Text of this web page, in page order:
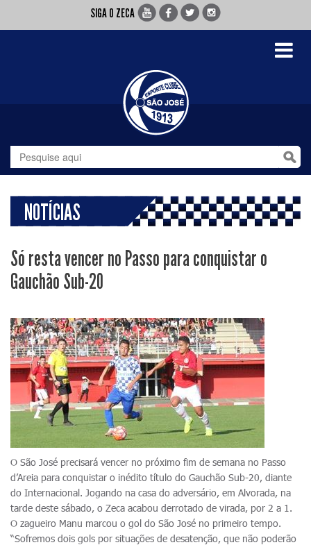
SIGA O ZECA
Toggle
NOTÍCIAS
Só resta vencer no Passo para conquistar o
Gauchão Sub-20
O São José precisará vencer no próximo fim de semana no Passo
d’Areia para conquistar o inédito título do Gauchão Sub-20, diante
do Internacional. Jogando na casa do adversário, em Alvorada, na
tarde deste sábado, o Zeca acabou derrotado de virada, por 2 a 1.
O zagueiro Manu marcou o gol do São José no primeiro tempo.
“Sofremos dois gols por situações de desatenção, que não poderão